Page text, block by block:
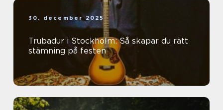
30. december 2025
Trubadur i Stockholm: Så skapar du rätt
stämning på festen